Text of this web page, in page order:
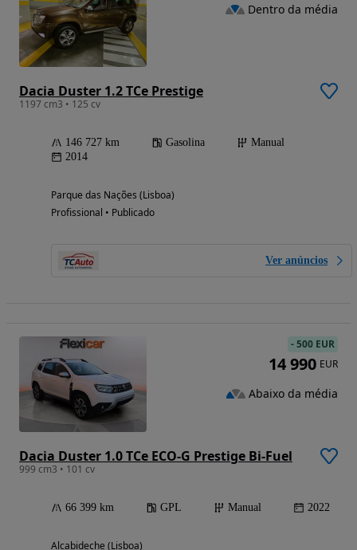
Dacia Duster 1.2 TCe Prestige
1197 cm3 • 125 cv
146 727 km Gasolina
Manual
2014
Parque das Nações (Lisboa)
Profissional • Publicado
Ver anúncios
Dentro da média
Dacia Duster 1.0 TCe ECO-G Prestige Bi-Fuel
999 cm3 • 101 cv
66 399 km GPL Manual 2022
Alcabideche (Lisboa)
-500 EUR
14 990 EUR
Abaixo da média